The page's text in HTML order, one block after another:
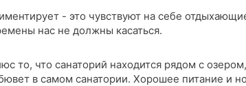
Значит стоит продумывать всё
нас не должны касаться.
то, что санаторий находится рядом с
в самом санатории. Хорошее питание и